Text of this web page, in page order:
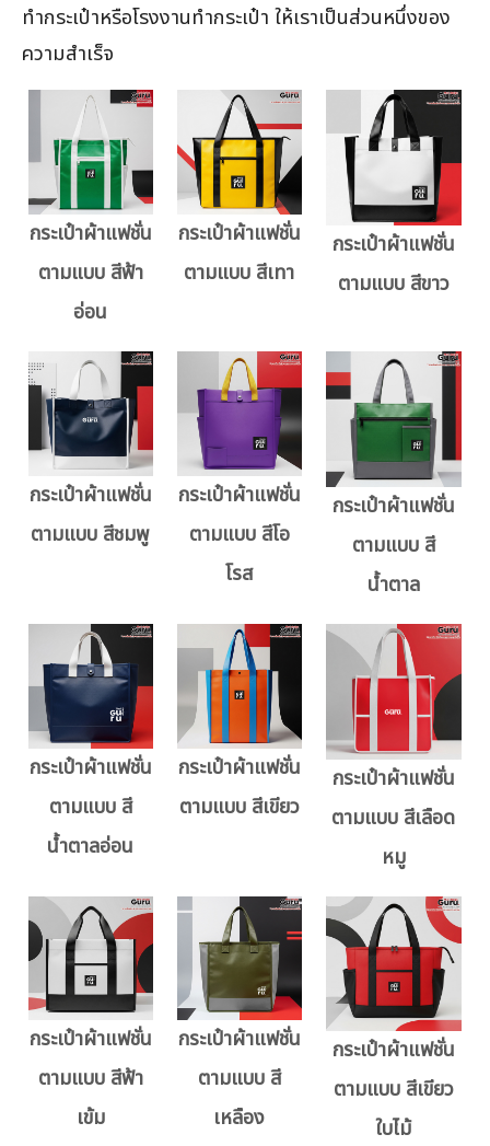
ทำกระเป๋าหรือโรงงานทำกระเป๋า ให้เราเป็นส่วนหนึ่งของ
ความสำเร็จ
กระเป๋าผ้าแฟชั่น
ตามแบบ สีฟ้า
อ่อน
กระเป๋าผ้าแฟชั่น
ตามแบบ สีเทา
กระเป๋าผ้าแฟชั่น
ตามแบบ สีขาว
กระเป๋าผ้าแฟชั่น
ตามแบบ สีชมพู
กระเป๋าผ้าแฟชั่น
ตามแบบ สีโอ
โรส
กระเป๋าผ้าแฟชั่น
ตามแบบ สี
น้ำตาล
กระเป๋าผ้าแฟชั่น
ตามแบบ สี
น้ำตาลอ่อน
กระเป๋าผ้าแฟชั่น
ตามแบบ สีเขียว
กระเป๋าผ้าแฟชั่น
ตามแบบ สีเลือด
หมู
กระเป๋าผ้าแฟชั่น
ตามแบบ สีฟ้า
เข้ม
กระเป๋าผ้าแฟชั่น
ตามแบบ สี
เหลือง
กระเป๋าผ้าแฟชั่น
ตามแบบ สีเขียว
ใบไม้